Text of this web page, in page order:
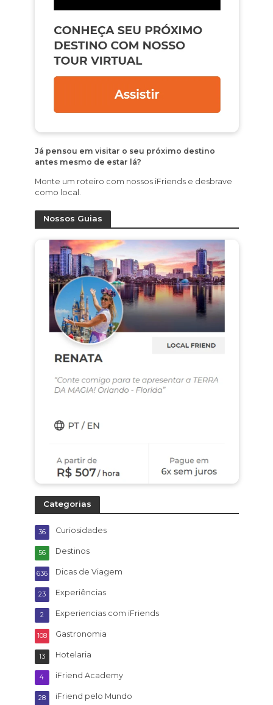
Já pensou em visitar o seu próximo destino
antes mesmo de estar lá?
Monte um roteiro com nossos iFriends e desbrave
como local.
Nossos Guias
Categorias
Curiosidades
36
Destinos
56
Dicas de Viagem
636
Experiências
23
Experiencias com iFriends
2
Gastronomia
108
Hotelaria
13
iFriend Academy
4
iFriend pelo Mundo
28